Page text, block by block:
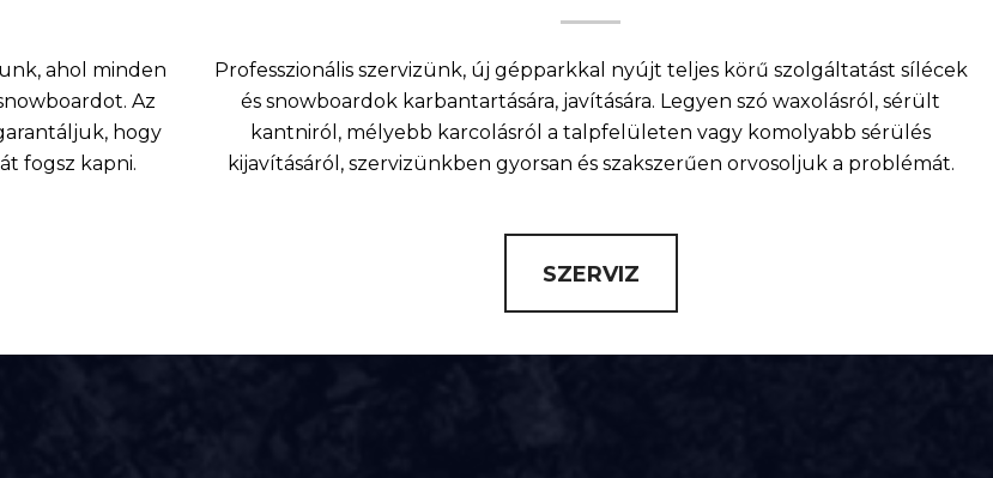
ahol minden
Az
hogy
fogsz kapni.
Professzionális szervizünk, új gépparkkal nyújt teljes körű szolgáltatást sílécek
és snowboardok karbantartására, javítására. Legyen szó waxolásról, sérült
kantniról, mélyebb karcolásról a talpfelületen vagy komolyabb sérülés
kijavításáról, szervizünkben gyorsan és szakszerűen orvosoljuk a problémát.
SZERVIZ